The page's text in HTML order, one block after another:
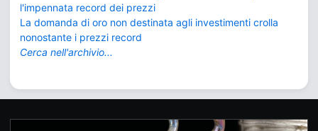
l'impennata record dei prezzi
La domanda di oro non destinata agli investimenti crolla
nonostante i prezzi record
Cerca nell'archivio...